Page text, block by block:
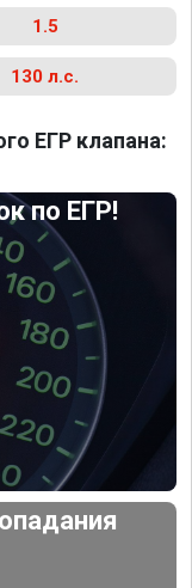
1.5
130 л.с.
ЕГР клапана:
по ЕГР!